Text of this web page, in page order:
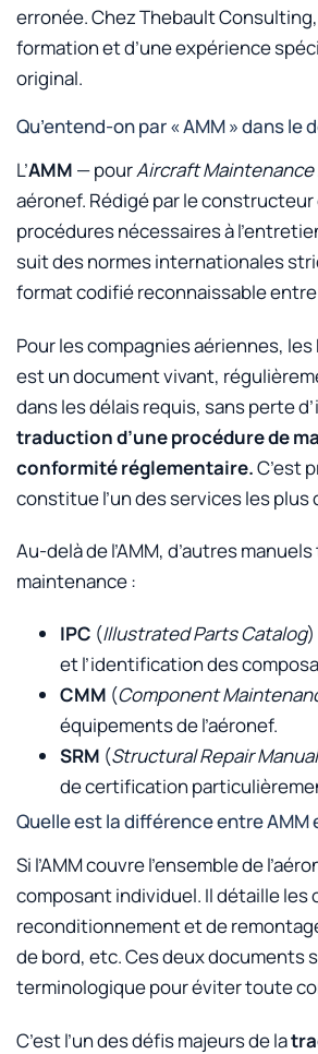
erronée. Chez Thebault
formation et d’une expérience
original.
Qu’entend-on par « AMM » dans le
L’AMM — pourAircraft Maintenance
aéronef. Rédigé par le
procédures nécessaires à
suit des normes internationales
format codifié reconnaissable
Pour les compagnies aériennes, les
est un document vivant,
dans les délais requis, sans perte
traduction d’une procédure de
conformité réglementaire.C’est
constitue l’un des services les
Au-delà de l’AMM, d’autres
maintenance :
IPC (Illustrated Parts Catalog)
et l’identification des
CMM (Component
équipements de l’aéronef.
SRM (Structural Repair Manual
de certification
Quelle est la différence entre AMM
Si l’AMM couvre l’ensemble de
composant individuel. Il détaille
reconditionnement et de
de bord, etc. Ces deux documents
terminologique pour éviter toute
C’est l’un des défis majeurs de la